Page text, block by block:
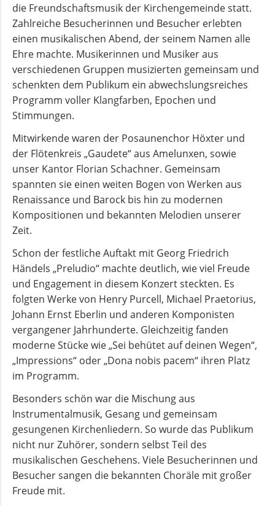
die Freundschaftsmusik der Kirchengemeinde statt.
Zahlreiche Besucherinnen und Besucher erlebten
einen musikalischen Abend, der seinem Namen alle
Ehre machte. Musikerinnen und Musiker aus
verschiedenen Gruppen musizierten gemeinsam und
schenkten dem Publikum ein abwechslungsreiches
Programm voller Klangfarben, Epochen und
Stimmungen.
Mitwirkende waren der Posaunenchor Höxter und
der Flötenkreis „Gaudete“ aus Amelunxen, sowie
unser Kantor Florian Schachner. Gemeinsam
spannten sie einen weiten Bogen von Werken aus
Renaissance und Barock bis hin zu modernen
Kompositionen und bekannten Melodien unserer
Zeit.
Schon der festliche Auftakt mit Georg Friedrich
Händels „Preludio“ machte deutlich, wie viel Freude
und Engagement in diesem Konzert steckten. Es
folgten Werke von Henry Purcell, Michael Praetorius,
Johann Ernst Eberlin und anderen Komponisten
vergangener Jahrhunderte. Gleichzeitig fanden
moderne Stücke wie „Sei behütet auf deinen Wegen“,
„Impressions“ oder „Dona nobis pacem“ ihren Platz
im Programm.
Besonders schön war die Mischung aus
Instrumentalmusik, Gesang und gemeinsam
gesungenen Kirchenliedern. So wurde das Publikum
nicht nur Zuhörer, sondern selbst Teil des
musikalischen Geschehens. Viele Besucherinnen und
Besucher sangen die bekannten Choräle mit großer
Freude mit.